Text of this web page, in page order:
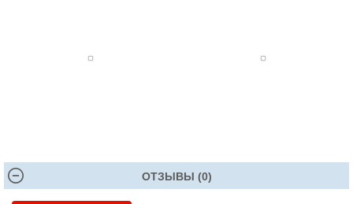
ОТЗЫВЫ (0)